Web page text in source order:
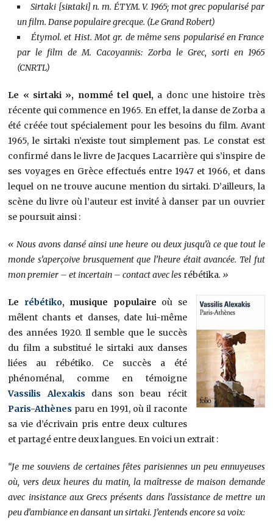
Sirtaki [siʀtaki] n. m. ÉTYM. V. 1965; mot grec popularisé par
un film. Danse populaire grecque. (Le Grand Robert)
Étymol. et Hist. Mot gr. de même sens popularisé en France
par le film de M. Cacoyannis: Zorba le Grec, sorti en 1965
(CNRTL)
Le « sirtaki », nommé tel quel, a donc une histoire très
récente qui commence en 1965. En effet, la danse de Zorba a
été créée tout spécialement pour les besoins du film. Avant
1965, le sirtaki n’existe tout simplement pas. Le constat est
confirmé dans le livre de Jacques Lacarrière qui s’inspire de
ses voyages en Grèce effectués entre 1947 et 1966, et dans
lequel on ne trouve aucune mention du sirtaki. D’ailleurs, la
scène du livre où l’auteur est invité à danser par un ouvrier
se poursuit ainsi :
« Nous avons dansé ainsi une heure ou deux jusqu’à ce que tout le
monde s’aperçoive brusquement que l’heure était avancée. Tel fut
mon premier – et incertain – contact avec les rébétika. »
Le rébétiko, musique populaire où se
mêlent chants et danses, date lui-même
des années 1920. Il semble que le succès
du film a substitué le sirtaki aux danses
liées au rébétiko. Ce succès a été
phénoménal, comme en témoigne
Vassilis Alexakis dans son beau récit
Paris-Athènes paru en 1991, où il raconte
sa vie d’écrivain pris entre deux cultures
et partagé entre deux langues. En voici un extrait :
“Je me souviens de certaines fêtes parisiennes un peu ennuyeuses
où, vers deux heures du matin, la maîtresse de maison demande
avec insistance aux Grecs présents dans l’assistance de mettre un
peu d’ambiance en dansant un sirtaki. J’entends encore sa voix: